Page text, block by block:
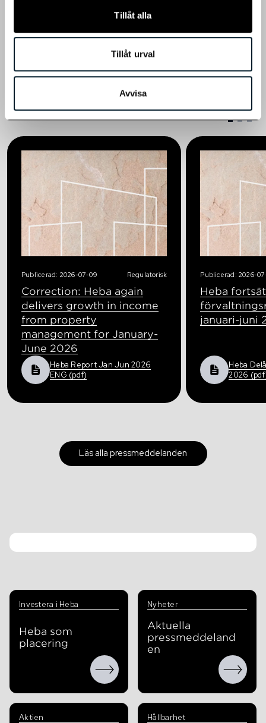
Tillåt alla
Tillåt urval
Avvisa
Heba Q2 Delårsrapport Januari-Juni 2025 (pdf)
Fler pressmeddelanden
Publicerad: 2026-07-09 Regulatorisk
Correction: Heba again
delivers growth in income
from property
management for January-
June 2026
Heba Report Jan Jun 2026
ENG (pdf)
Publicerad: 2026-
Heba
januari-juni
Heba
2026
Läs alla pressmeddelanden
Investera i Heba
Heba som
placering
Nyheter
Aktuella
pressmeddeland
en
Aktien Hållbarhet